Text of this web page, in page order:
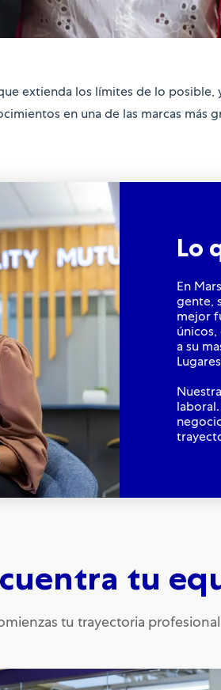
extienda los límites de lo
en una de las marcas más
Lo
En
gente,
mejor
a su
tu
tu trayectoria